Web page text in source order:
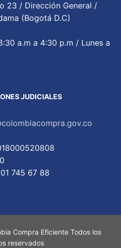
23 / Dirección General /
(Bogotá D.C)
a.m a 4:30 p.m / Lunes a
JUDICIALES
745 67 88
Compra Eficiente Todos los
reservados